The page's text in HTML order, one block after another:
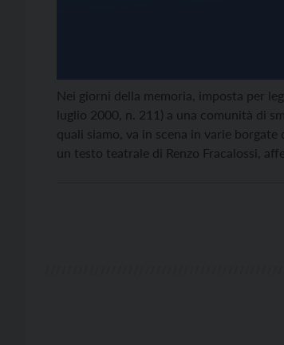
Nei giorni della memoria, imposta per
luglio 2000, n. 211) a una comunità di
quali siamo, va in scena in varie borgate
un testo teatrale di Renzo Fracalossi,